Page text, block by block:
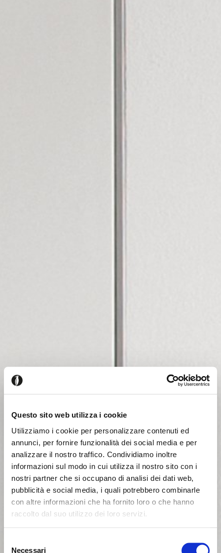
Questo sito web utilizza i cookie
Utilizziamo i cookie per personalizzare contenuti ed
annunci, per fornire funzionalità dei social media e per
analizzare il nostro traffico. Condividiamo inoltre
informazioni sul modo in cui utilizza il nostro sito con i
nostri partner che si occupano di analisi dei dati web,
pubblicità e social media, i quali potrebbero combinarle
con altre informazioni che ha fornito loro o che hanno
raccolto dal suo utilizzo dei loro servizi.
Necessari
Seems like you’re browsing from Close